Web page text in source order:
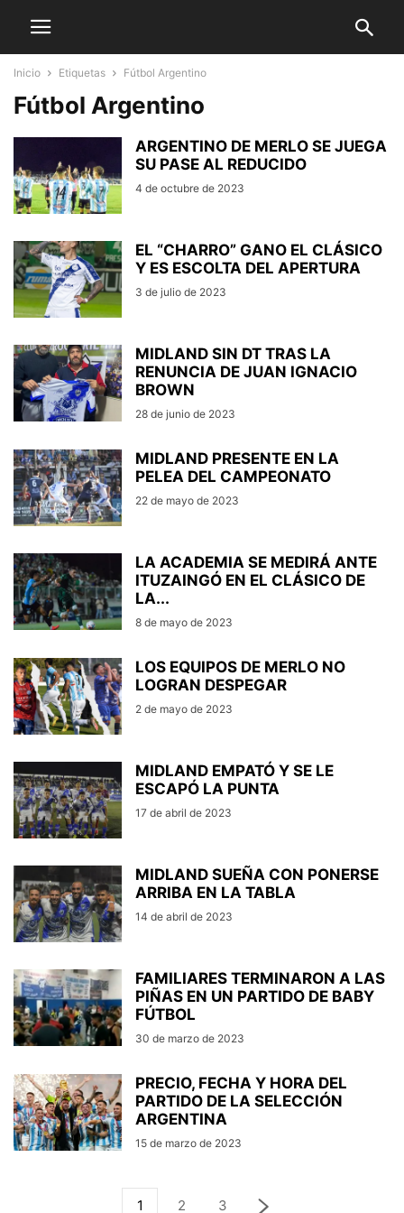
Inicio Etiquetas Fútbol Argentino
Fútbol Argentino
ARGENTINO DE MERLO SE JUEGA
SU PASE AL REDUCIDO
4 de octubre de 2023
EL “CHARRO” GANO EL CLÁSICO
Y ES ESCOLTA DEL APERTURA
3 de julio de 2023
MIDLAND SIN DT TRAS LA
RENUNCIA DE JUAN IGNACIO
BROWN
28 de junio de 2023
MIDLAND PRESENTE EN LA
PELEA DEL CAMPEONATO
22 de mayo de 2023
LA ACADEMIA SE MEDIRÁ ANTE
ITUZAINGÓ EN EL CLÁSICO DE
LA...
8 de mayo de 2023
LOS EQUIPOS DE MERLO NO
LOGRAN DESPEGAR
2 de mayo de 2023
MIDLAND EMPATÓ Y SE LE
ESCAPÓ LA PUNTA
17 de abril de 2023
MIDLAND SUEÑA CON PONERSE
ARRIBA EN LA TABLA
14 de abril de 2023
FAMILIARES TERMINARON A LAS
PIÑAS EN UN PARTIDO DE BABY
FÚTBOL
30 de marzo de 2023
PRECIO, FECHA Y HORA DEL
PARTIDO DE LA SELECCIÓN
ARGENTINA
15 de marzo de 2023
1 2 3